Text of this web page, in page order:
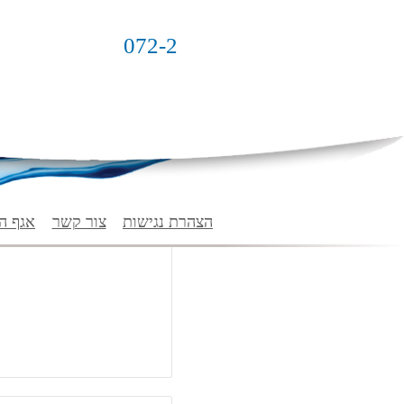
072-2364842
אגף
צור קשר הצהרת נגישות